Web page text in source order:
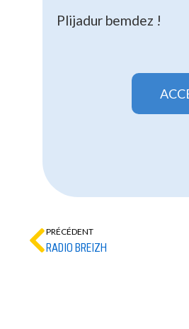
Plijadur bemdez !
PRÉCÉDENT
RADIO BREIZH